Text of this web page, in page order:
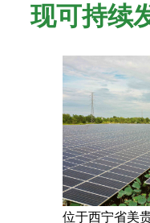
现可持续
位于西宁省美